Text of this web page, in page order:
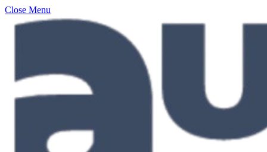
Close Menu